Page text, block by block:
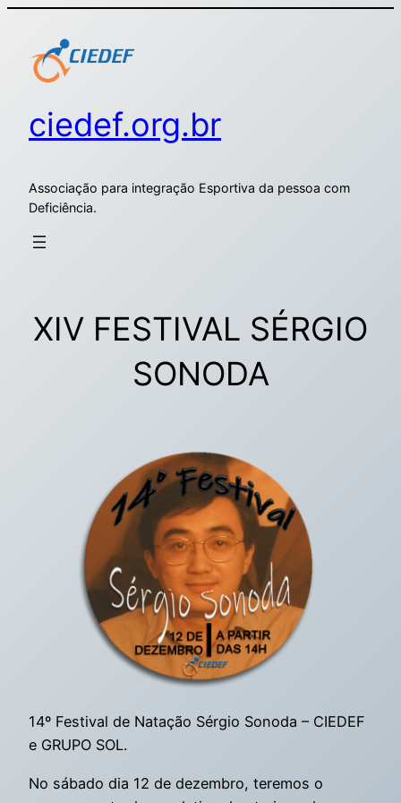
ciedef.org.br
Associação para integração Esportiva da pessoa com
Deficiência.
XIV FESTIVAL SÉRGIO
SONODA
14º Festival de Natação Sérgio Sonoda – CIEDEF
e GRUPO SOL.
No sábado dia 12 de dezembro, teremos o